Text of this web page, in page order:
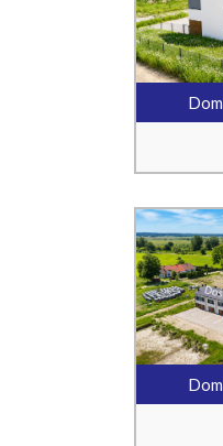
Dom
Dom